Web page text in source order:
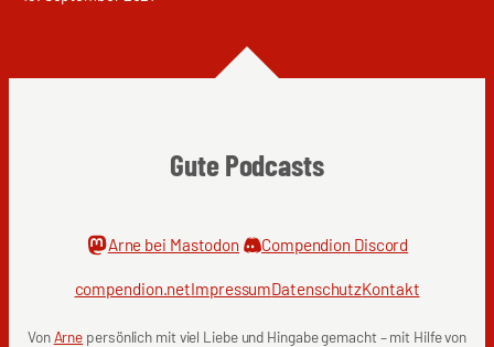
Gute Podcasts
Arne bei Mastodon Compendion Discord
compendion.netImpressumDatenschutzKontakt
VonArne persönlich mit viel Liebe und Hingabe gemacht – mit Hilfe von